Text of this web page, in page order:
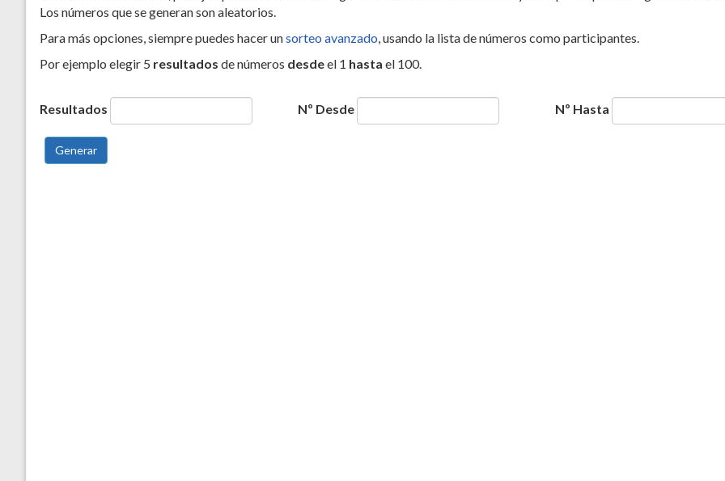
Los números que se generan son aleatorios.
Para más opciones, siempre puedes hacer unsorteo avanzado, usando la lista de números como participantes.
Por ejemplo elegir 5 resultados de números desdeel 1 hasta el 100.
Resultados Nº Desde Nº Hasta
Generar